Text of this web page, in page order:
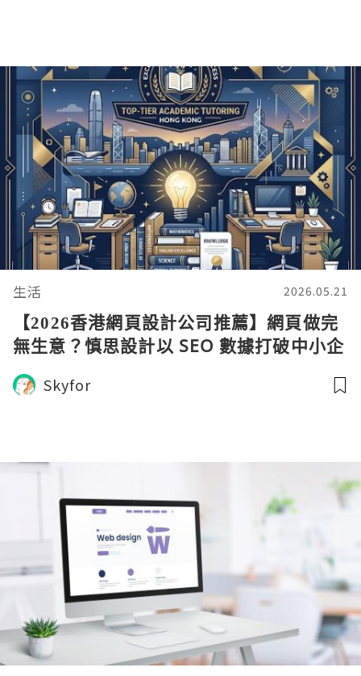
生活 2026.05.21
【2026香港網頁設計公司推薦】網頁做完
無生意？慎思設計以 SEO 數據打破中小企
「死網」困局
Skyfor